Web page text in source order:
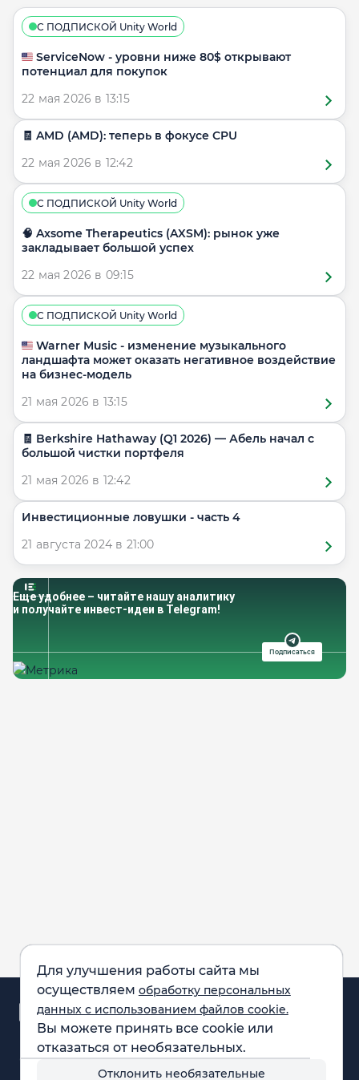
Для улучшения работы сайта мы
осуществляем обработку персональных
данных с использованием файлов cookie.
Вы можете принять все cookie или
отказаться от необязательных.
Отклонить необязательные
С ПОДПИСКОЙ Unity World
🇺🇸 ServiceNow - уровни ниже 80$ открывают
потенциал для покупок
22 мая 2026 в 13:15
🧾 AMD (AMD): теперь в фокусе CPU
22 мая 2026 в 12:42
С ПОДПИСКОЙ Unity World
🧠 Axsome Therapeutics (AXSM): рынок уже
закладывает большой успех
22 мая 2026 в 09:15
С ПОДПИСКОЙ Unity World
🇺🇸 Warner Music - изменение музыкального
ландшафта может оказать негативное воздействие
на бизнес-модель
21 мая 2026 в 13:15
🧾 Berkshire Hathaway (Q1 2026) — Абель начал с
большой чистки портфеля
21 мая 2026 в 12:42
Инвестиционные ловушки - часть 4
21 августа 2024 в 21:00
Еще удобнее – читайте нашу аналитику
и получайте инвест-идеи в Telegram!
Подписаться
Обращаем внимание:
все материалы,
Аналитика и
новости
Карта рынка
Компании
F.A.Q.